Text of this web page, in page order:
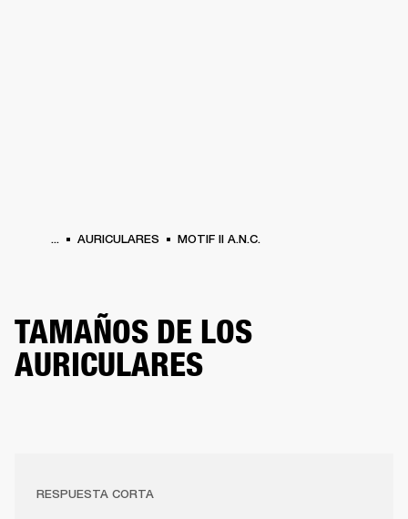
... AURICULARES MOTIF II A.N.C.
TAMAÑOS DE LOS
AURICULARES
RESPUESTA CORTA